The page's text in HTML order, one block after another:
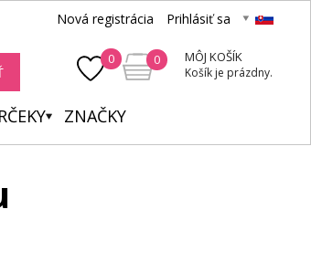
Nová registrácia Prihlásiť sa
0 0 MÔJ KOŠÍK
Košík je prázdny.
ZNAČKY